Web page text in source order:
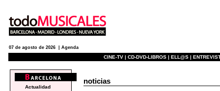
07 de agosto de 2026 | Agenda
CINE-TV | CD-DVD-LIBROS | ELL@S |
noticias
Actualidad